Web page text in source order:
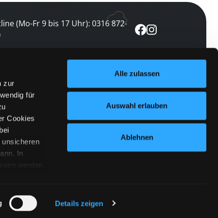
zur
für
Cookies
unsicheren
In
werden.
links
Details zeigen
Alle zulassen
Auswahl erlauben
Ablehnen
(Mo-Fr 9 bis 17 Uhr): 0316 872-
abonnieren
keine Veranstaltung verpassen
abonnieren